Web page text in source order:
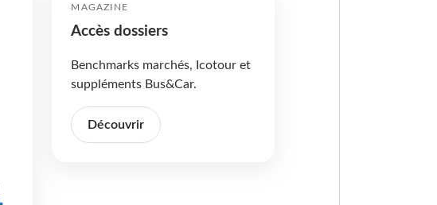
MAGAZINE
Accès dossiers
Benchmarks marchés, Icotour et
suppléments Bus&Car.
Découvrir